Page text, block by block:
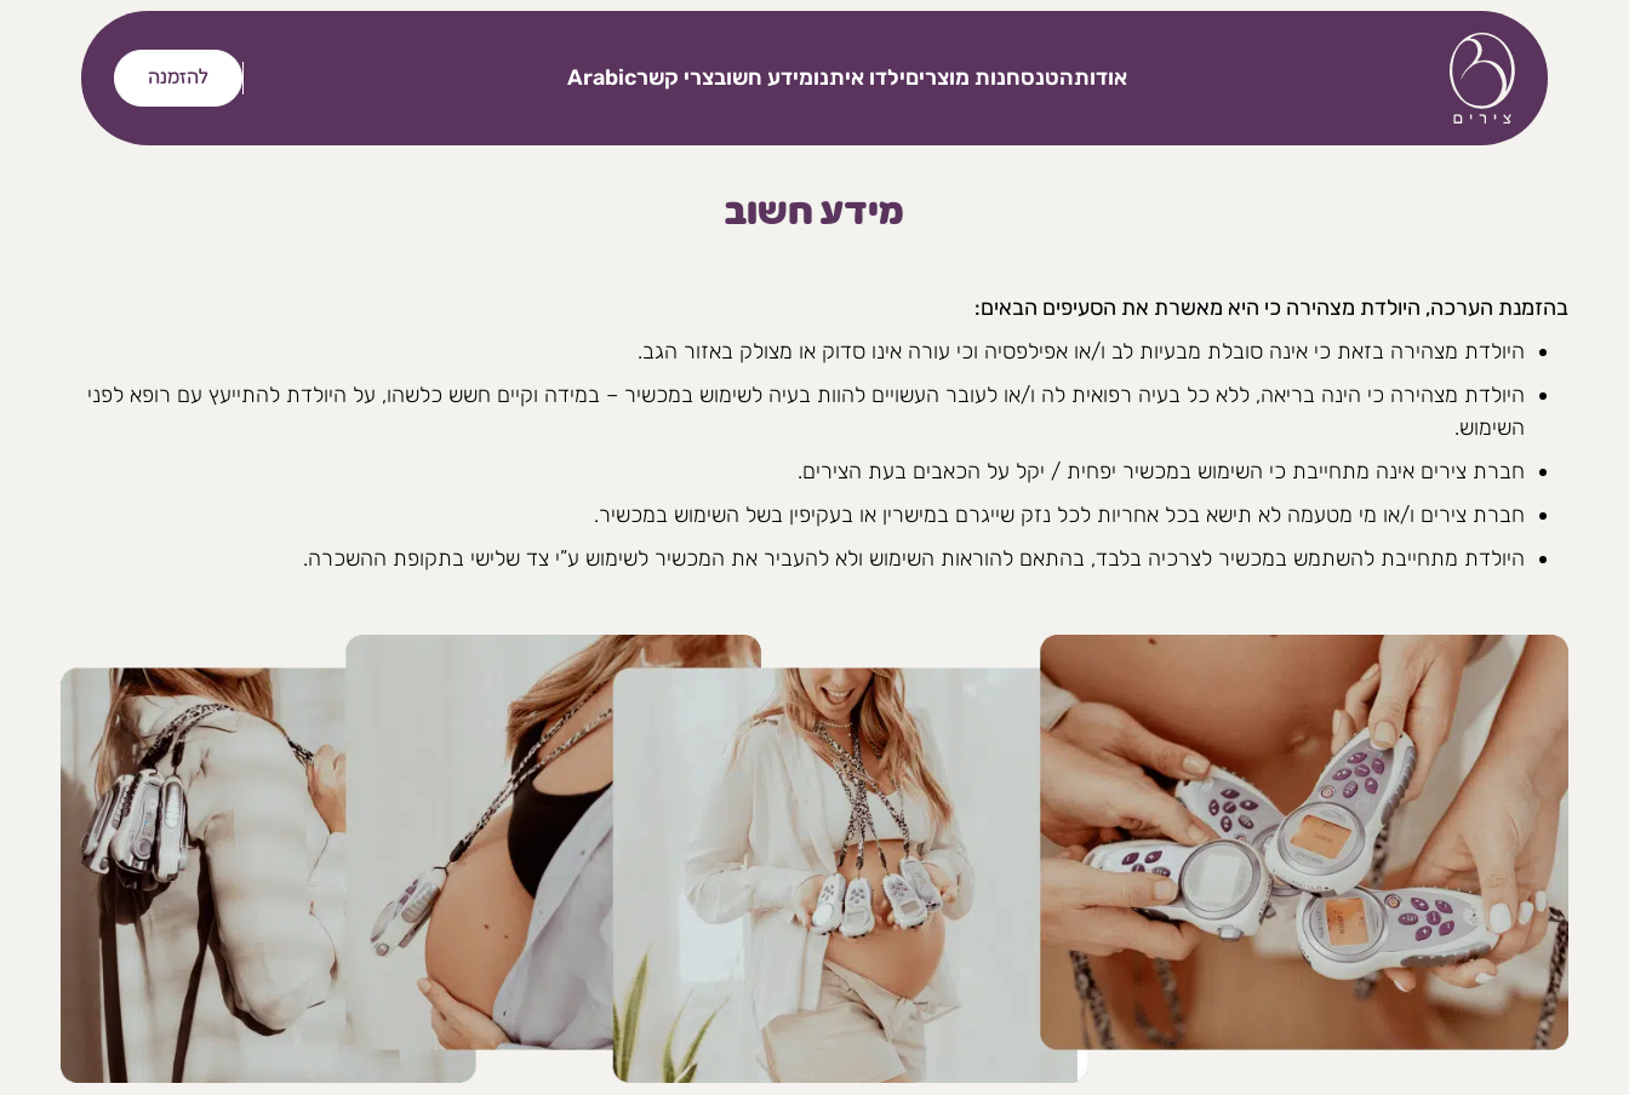
אודותהטנסחנות מוצריםילדו איתנומידע חשובצרי קשרArabic להזמנה
מידע חשוב
בהזמנת הערכה, היולדת מצהירה כי היא מאשרת את הסעיפים הבאים:
היולדת מצהירה בזאת כי אינה סובלת מבעיות לב ו/או אפילפסיה וכי עורה אינו סדוק או מצולק באזור הגב.
היולדת מצהירה כי הינה בריאה, ללא כל בעיה רפואית לה ו/או לעובר העשויים להוות בעיה לשימוש במכשיר – במידה וקיים חשש כלשהו, על היולדת להתייעץ עם רופא לפני
השימוש.
חברת צירים אינה מתחייבת כי השימוש במכשיר יפחית / יקל על הכאבים בעת הצירים.
חברת צירים ו/או מי מטעמה לא תישא בכל אחריות לכל נזק שייגרם במישרין או בעקיפין בשל השימוש במכשיר.
היולדת מתחייבת להשתמש במכשיר לצרכיה בלבד, בהתאם להוראות השימוש ולא להעביר את המכשיר לשימוש ע”י צד שלישי בתקופת ההשכרה.